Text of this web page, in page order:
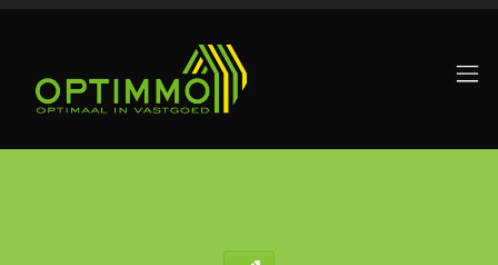
Menu overslaan en naar de inhoud gaan